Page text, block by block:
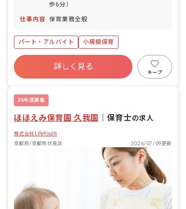
歩6分）
仕事内容 保育業務全般
パート・アルバイト 小規模保育
詳しく見る
キープ
26年度募集
ほほえみ保育園 久我園 保育士の求人
株式会社LifeYouth
京都府/京都市伏見区
2026/07/09更新